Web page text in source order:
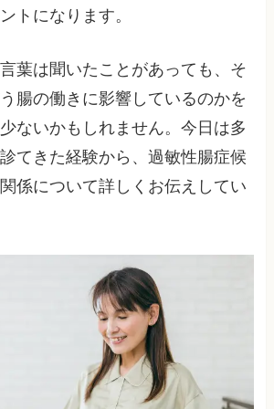
トになります。
葉は聞いたことがあっても、そ
腸の働きに影響しているのかを
ないかもしれません。今日は多
てきた経験から、過敏性腸症候
係について詳しくお伝えしてい